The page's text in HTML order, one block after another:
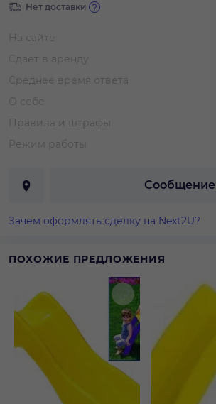
Нет доставки
На сайте
Сдает в аренду
Среднее время ответа
О себе
Правила и штрафы
Режим работы
Сообщение
Зачем оформлять сделку на Next2U?
ПОХОЖИЕ ПРЕДЛОЖЕНИЯ